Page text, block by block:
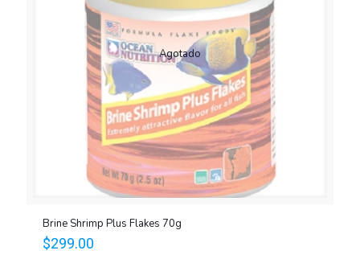
Agotado
Brine Shrimp Plus Flakes 70g
$299.00